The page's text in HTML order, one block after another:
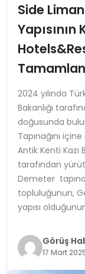
MAGAZIN
SPOR
TEKNOLOJI
YAŞAM
Side
2024 yılında
Bakanlığı
doğusunda
Tapınağını
Antik Kenti Kazı
tarafından
Demeter
topluluğunun,
yapısı
Görüş
17 Mart